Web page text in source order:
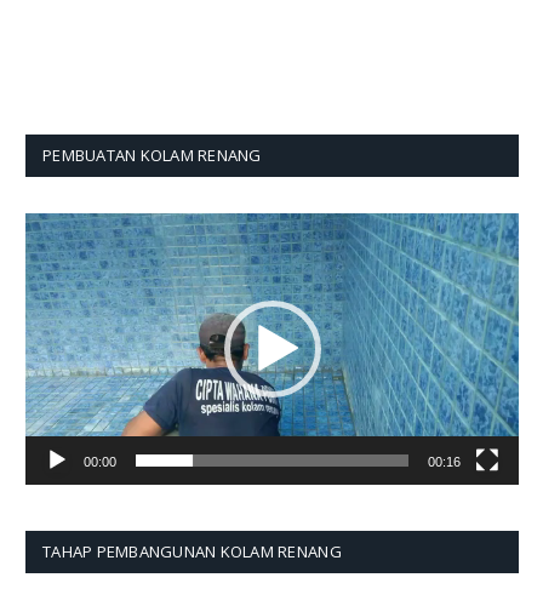
PEMBUATAN KOLAM RENANG
Pemutar
Video
00:00 00:16
TAHAP PEMBANGUNAN KOLAM RENANG